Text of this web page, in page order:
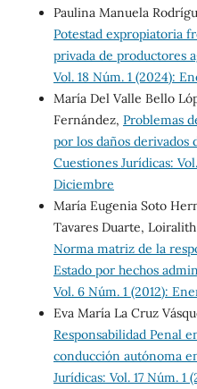
Paulina Manuela
Potestad expropiatoria
privada de productores
Vol. 18 Núm. 1 (2024):
María Del Valle Bello
Fernández, Problemas
por los daños derivados
Cuestiones Jurídicas:
Diciembre
María Eugenia Soto
Tavares Duarte,
Norma matriz de la
Estado por hechos
Vol. 6 Núm. 1 (2012):
Eva María La Cruz
Responsabilidad Penal
conducción autónoma
Jurídicas: Vol. 17 Núm.